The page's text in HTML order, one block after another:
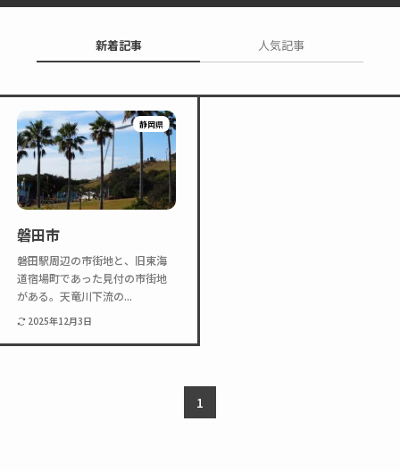
PHOTO
BLOG
新着記事 人気記事
静岡県
磐田市
磐田駅周辺の市街地と、旧東海
道宿場町であった見付の市街地
がある。天竜川下流の...
2025年12月3日
1